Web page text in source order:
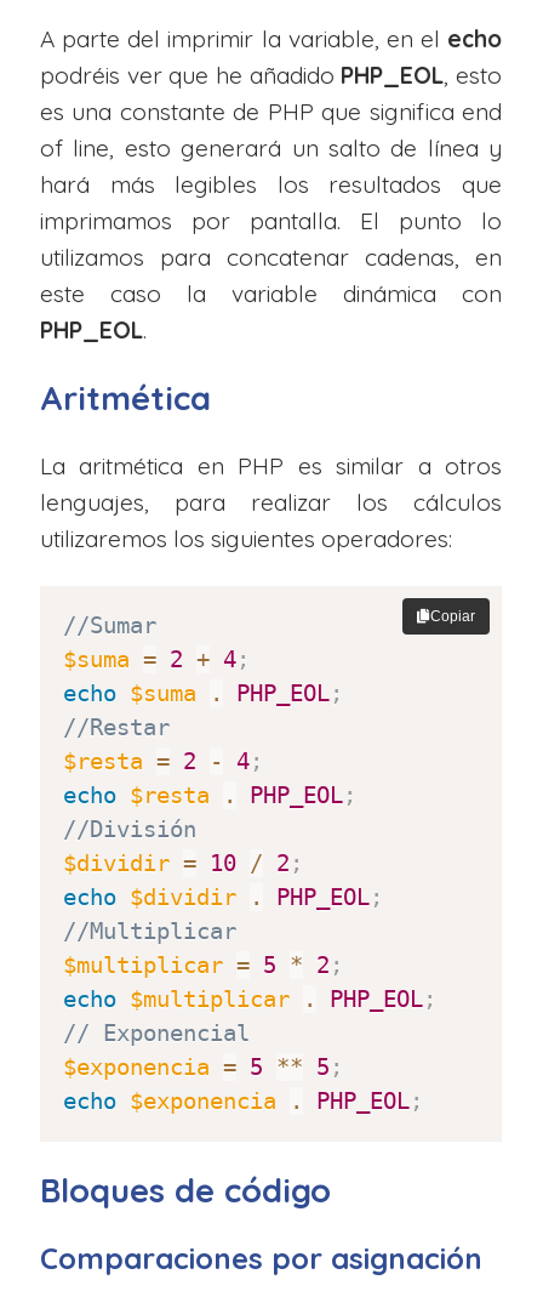
A parte del imprimir la variable, en el echo
podréis ver que he añadido PHP_EOL, esto
es una constante de PHP que significa end
of line, esto generará un salto de línea y
hará más legibles los resultados que
imprimamos por pantalla. El punto lo
utilizamos para concatenar cadenas, en
este caso la variable dinámica con
PHP_EOL.
Aritmética
La aritmética en PHP es similar a otros
lenguajes, para realizar los cálculos
utilizaremos los siguientes operadores:
//Sumar
$suma = 2 + 4;
echo $suma . PHP_EOL;
//Restar
$resta = 2 - 4;
echo $resta . PHP_EOL;
//División
$dividir = 10 / 2 ;
echo $dividir . PHP_EOL;
//Multiplicar
$multiplicar = 5 * 2 ;
echo $multiplicar . PHP_EOL;
// Exponencial
$exponencia = 5 ** 5 ;
echo $exponencia . PHP_EOL;
Copiar
Bloques de código
Comparaciones por asignación